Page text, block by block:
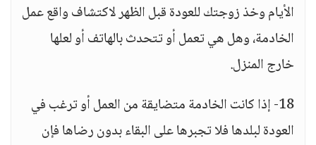
الأيام وخذ زوجتك للعودة قبل الظهر لاكتشاف واقع عمل
الخادمة، وهل هي تعمل أو تتحدث بالهاتف أو لعلها
خارج المنزل.
18- إذا كانت الخادمة متضايقة من العمل أو ترغب في
العودة لبلدها فلا تجبرها على البقاء بدون رضاها فإن